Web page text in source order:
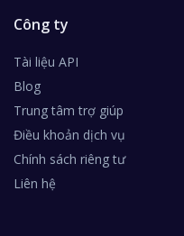
Công ty
Tài liệu API
Blog
Trung tâm trợ giúp
Điều khoản dịch vụ
Chính sách riêng tư
Liên hệ